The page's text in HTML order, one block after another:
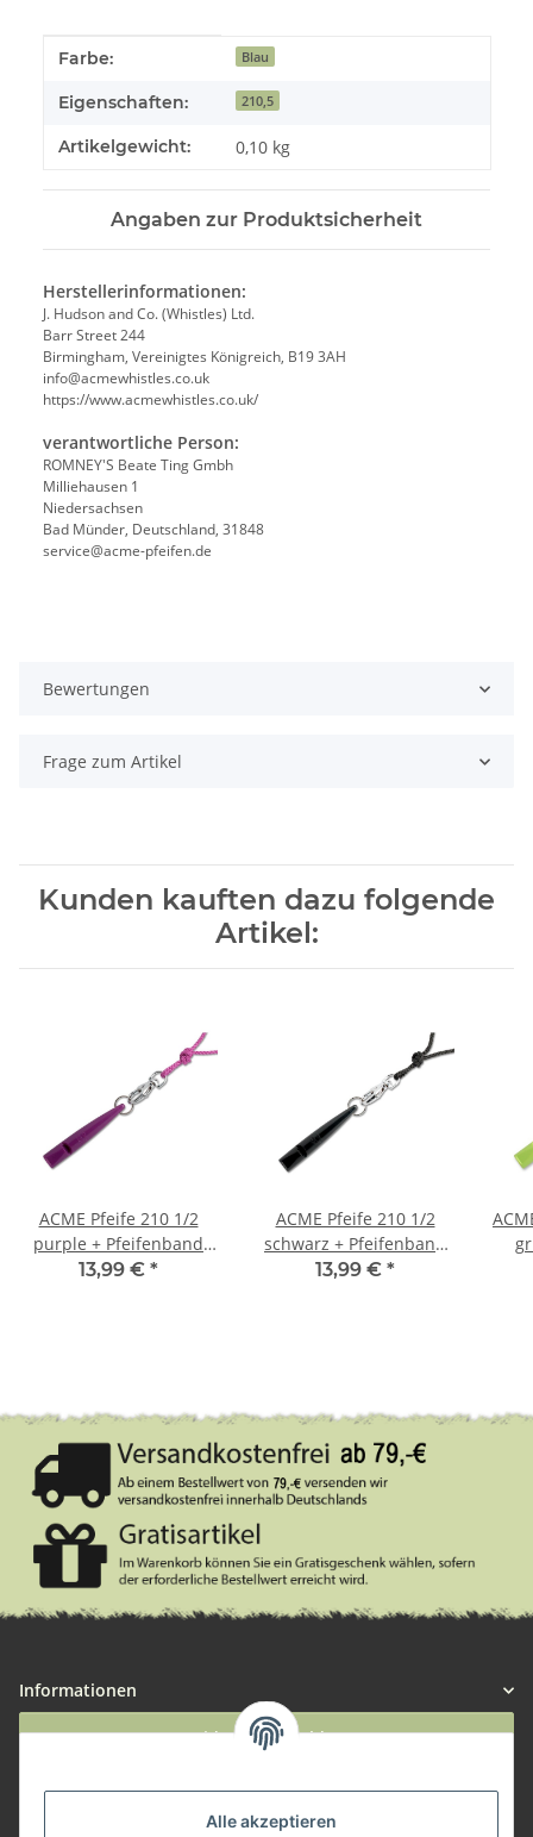
Alle akzeptieren
Produkteigenschaft
Wert
Farbe: Blau
Eigenschaften: 210,5
Artikelgewicht: 0,10 kg
Angaben zur Produktsicherheit
Herstellerinformationen:
J. Hudson and Co. (Whistles) Ltd.
Barr Street 244
Birmingham, Vereinigtes Königreich, B19 3AH
info@acmewhistles.co.uk
https://www.acmewhistles.co.uk/
verantwortliche Person:
ROMNEY'S Beate Ting Gmbh
Milliehausen 1
Niedersachsen
Bad Münder, Deutschland, 31848
service@acme-pfeifen.de
Bewertungen
Frage zum Artikel
Kunden kauften dazu folgende
Artikel:
ACME Pfeife 210 1/2
purple + Pfeifenband
kostenlos
13,99 € *
ACME Pfeife 210 1/2
schwarz + Pfeifenband
kostenlos
13,99 € *
Informationen
Widerruf anmelden